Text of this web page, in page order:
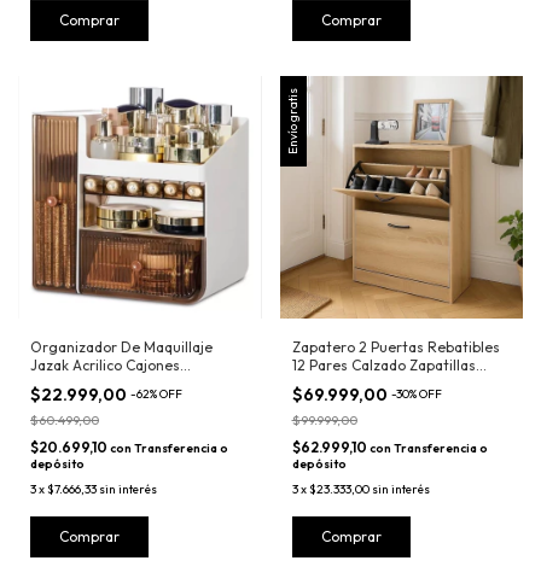
Organizador De Maquillaje
Jazak Acrilico Cajones
Cosmeticos
$22.999,00 -62%OFF
$60.499,00
$20.699,10 con Transferencia o
depósito
3x$7.666,33 sin interés
Comprar
Envío gratis
Zapatero 2 Puertas Rebatibles
12 Pares Calzado Zapatillas
Marrón
$69.999,00 -30%OFF
$99.999,00
$62.999,10 con Transferencia o
depósito
3x$23.333,00 sin interés